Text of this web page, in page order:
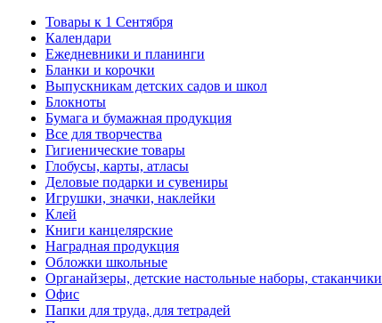
Товары к 1 Сентября
Календари
Ежедневники и планинги
Бланки и корочки
Выпускникам детских садов и школ
Блокноты
Бумага и бумажная продукция
Все для творчества
Гигиенические товары
Глобусы, карты, атласы
Деловые подарки и сувениры
Игрушки, значки, наклейки
Клей
Книги канцелярские
Наградная продукция
Обложки школьные
Органайзеры, детские настольные наборы, стаканчики
Офис
Папки для труда, для тетрадей